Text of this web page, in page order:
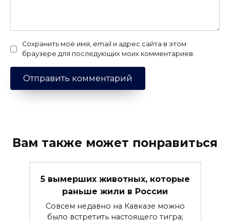
Сохранить моё имя, email и адрес сайта в этом
браузере для последующих моих комментариев.
Вам также может понравиться
5 вымерших животных, которые
раньше жили в России
Совсем недавно на Кавказе можно
было встретить настоящего тигра;